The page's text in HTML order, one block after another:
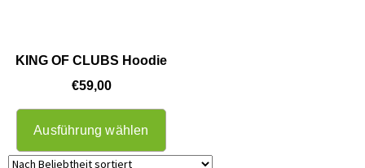
KING OF CLUBS Hoodie
€59,00
Ausführung wählen